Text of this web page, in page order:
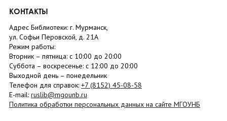
КОНТАКТЫ
Адрес Библиотеки: г. Мурманск,
ул. Софьи Перовской, д. 21А
Режим работы:
Вторник – пятница: с 10:00 до 20:00
Суббота – воскресенье: c 12:00 до 20:00
Выходной день – понедельник
Телефон для справок: +7 (8152) 45-08-58
E-mail: ruslib@mgounb.ru
Политика обработки персональных данных на сайте МГОУНБ